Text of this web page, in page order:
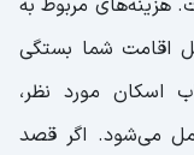
اقامت شما بستگی
اسکان مورد نظر،
روپیه را شامل می‌شود. اگر قصد